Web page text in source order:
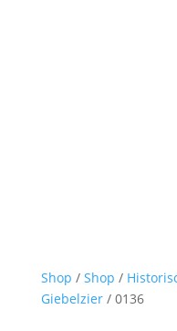
Shop / Shop /
Giebelzier/ 0136